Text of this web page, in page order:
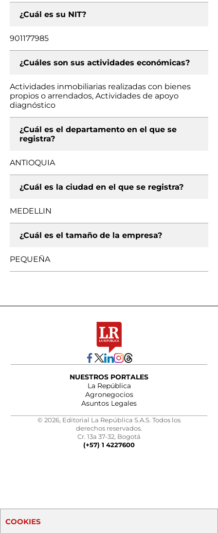
¿Cuál es su NIT?
901177985
¿Cuáles son sus actividades económicas?
Actividades inmobiliarias realizadas con bienes
propios o arrendados, Actividades de apoyo
diagnóstico
¿Cuál es el departamento en el que se
registra?
ANTIOQUIA
¿Cuál es la ciudad en el que se registra?
MEDELLIN
¿Cuál es el tamaño de la empresa?
PEQUEÑA
NUESTROS PORTALES
La República
Agronegocios
Asuntos Legales
© 2026, Editorial La República S.A.S. Todos los
derechos reservados.
Cr. 13a 37-32, Bogotá
(+57) 1 4227600
COOKIES